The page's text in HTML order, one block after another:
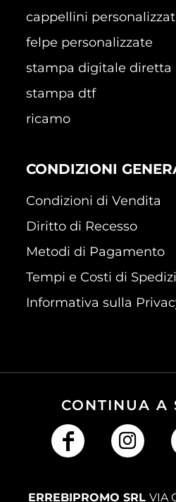
cappellini
felpe personalizzate
stampa digitale diretta
stampa dtf
ricamo
CONDIZIONI
Condizioni di Vendita
Diritto di Recesso
Metodi di Pagamento
Tempi e Costi di
Informativa sulla
CONTINUA A
ERREBIPROMO SRL VIA